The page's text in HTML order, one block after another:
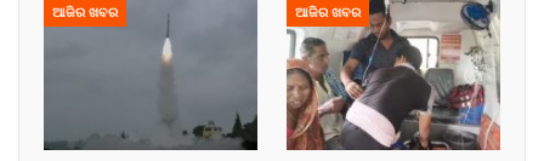
ଆଜିର ଖବର ଆଜିର ଖବର